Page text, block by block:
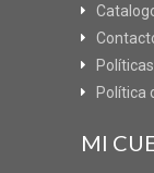
Política
MI